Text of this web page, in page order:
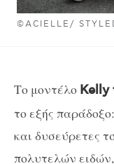
©ACIELLE/
Το μοντέλο Kelly
το εξής
και δυσεύρετες
πολυτελών